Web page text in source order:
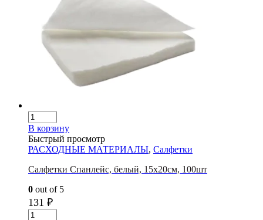
В корзину
Быстрый просмотр
РАСХОДНЫЕ МАТЕРИАЛЫ, Салфетки
Салфетки Спанлейс, белый, 15х20см, 100шт
0 out of 5
131 ₽